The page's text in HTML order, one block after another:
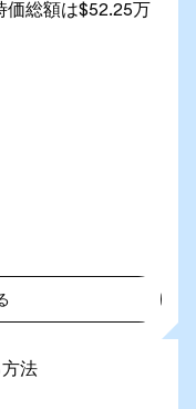
総額は$52.25万
法